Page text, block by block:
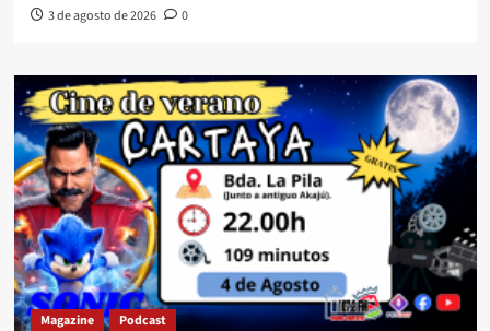
3 de agosto de 2026 0
Magazine Podcast